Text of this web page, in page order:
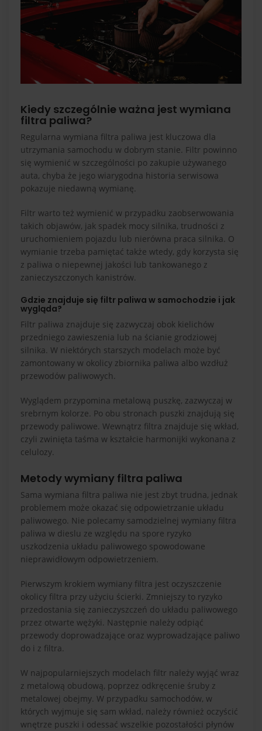
Kiedy szczególnie ważna jest wymiana
filtra paliwa?
Regularna wymiana filtra paliwa jest kluczowa dla
utrzymania samochodu w dobrym stanie. Filtr powinno
się wymienić w szczególności po zakupie używanego
auta, chyba że jego wiarygodna historia serwisowa
pokazuje niedawną wymianę.
Filtr warto też wymienić w przypadku zaobserwowania
takich objawów, jak spadek mocy silnika, trudności z
uruchomieniem pojazdu lub nierówna praca silnika. O
wymianie trzeba pamiętać także wtedy, gdy korzysta się
z paliwa o niepewnej jakości lub tankowanego z
zanieczyszczonych kanistrów.
Gdzie znajduje się filtr paliwa w samochodzie i jak
wygląda?
Filtr paliwa znajduje się zazwyczaj obok kielichów
przedniego zawieszenia lub na ścianie grodziowej
silnika. W niektórych starszych modelach może być
zamontowany w okolicy zbiornika paliwa albo wzdłuż
przewodów paliwowych.
Wyglądem przypomina metalową puszkę, zazwyczaj w
srebrnym kolorze. Po obu stronach puszki znajdują się
przewody paliwowe. Wewnątrz filtra znajduje się wkład,
czyli zwinięta taśma w kształcie harmonijki wykonana z
celulozy.
Metody wymiany filtra paliwa
Sama wymiana filtra paliwa nie jest zbyt trudna, jednak
problemem może okazać się odpowietrzanie układu
paliwowego. Nie polecamy samodzielnej wymiany filtra
paliwa w dieslu ze względu na spore ryzyko
uszkodzenia układu paliwowego spowodowane
nieprawidłowym odpowietrzeniem.
Pierwszym krokiem wymiany filtra jest oczyszczenie
okolicy filtra przy użyciu ścierki. Zmniejszy to ryzyko
przedostania się zanieczyszczeń do układu paliwowego
przez otwarte wężyki. Następnie należy odpiąć
przewody doprowadzające oraz wyprowadzające paliwo
do i z filtra.
W najpopularniejszych modelach filtr należy wyjąć wraz
z metalową obudową, poprzez odkręcenie śruby z
metalowej obejmy. W przypadku samochodów, w
których wyjmuje się sam wkład, należy również oczyścić
wnętrze puszki i odessać wszelkie pozostałości płynów